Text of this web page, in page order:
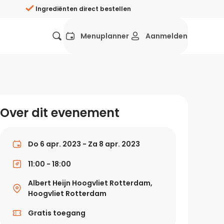
Ingrediënten direct bestellen
Wat eten we vandaag?
Gezonde recepten
Recepten avondeten
Makkelijke recepten
Menuplanner Aanmelden
Over dit evenement
Do 6 apr. 2023 - Za 8 apr. 2023
11:00 - 18:00
Albert Heijn Hoogvliet Rotterdam,
Hoogvliet Rotterdam
Gratis toegang